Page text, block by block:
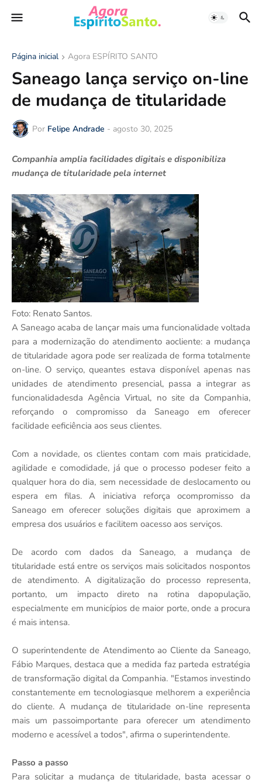
Página inicial Agora ESPÍRITO SANTO
Saneago lança serviço on-line
de mudança de titularidade
Por Felipe Andrade - agosto 30, 2025
Companhia amplia facilidades digitais e disponibiliza
mudança de titularidade pela internet
Foto: Renato Santos.
A Saneago acaba de lançar mais uma funcionalidade voltada
para a modernização do atendimento aocliente: a mudança
de titularidade agora pode ser realizada de forma totalmente
on-line. O serviço, queantes estava disponível apenas nas
unidades de atendimento presencial, passa a integrar as
funcionalidadesda Agência Virtual, no site da Companhia,
reforçando o compromisso da Saneago em oferecer
facilidade eeficiência aos seus clientes.
Com a novidade, os clientes contam com mais praticidade,
agilidade e comodidade, já que o processo podeser feito a
qualquer hora do dia, sem necessidade de deslocamento ou
espera em filas. A iniciativa reforça ocompromisso da
Saneago em oferecer soluções digitais que aproximem a
empresa dos usuários e facilitem oacesso aos serviços.
De acordo com dados da Saneago, a mudança de
titularidade está entre os serviços mais solicitados nospontos
de atendimento. A digitalização do processo representa,
portanto, um impacto direto na rotina dapopulação,
especialmente em municípios de maior porte, onde a procura
é mais intensa.
O superintendente de Atendimento ao Cliente da Saneago,
Fábio Marques, destaca que a medida faz parteda estratégia
de transformação digital da Companhia. "Estamos investindo
constantemente em tecnologiasque melhorem a experiência
do cliente. A mudança de titularidade on-line representa
mais um passoimportante para oferecer um atendimento
moderno e acessível a todos", afirma o superintendente.
Passo a passo
Para solicitar a mudança de titularidade, basta acessar o